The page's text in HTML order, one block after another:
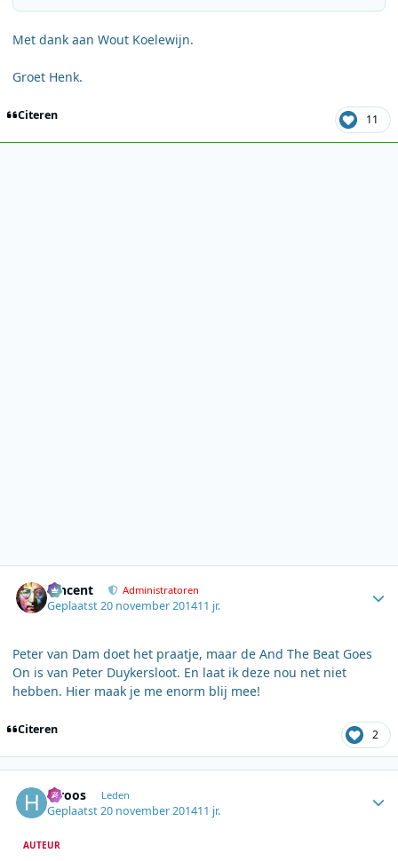
Met dank aan Wout Koelewijn.
Groet Henk.
Citeren 11
Vincent Administratoren
Geplaatst20 november 201411 jr.
Peter van Dam doet het praatje, maar de And The Beat Goes
On is van Peter Duykersloot. En laat ik deze nou net niet
hebben. Hier maak je me enorm blij mee!
Citeren 2
h.roos Leden
Geplaatst20 november 201411 jr.
AUTEUR